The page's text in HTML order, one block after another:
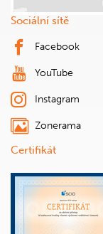
Sociální sítě
Facebook
YouTube
Instagram
Zonerama
Certifikát